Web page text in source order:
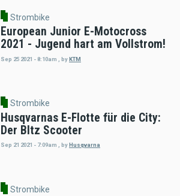
Strombike
European Junior E-Motocross
2021 - Jugend hart am Vollstrom!
Sep 25 2021 - 8:10am byKTM
Strombike
Husqvarnas E-Flotte für die City:
Der Bltz Scooter
Sep 21 2021 - 7:09am , by Husqvarna
Strombike